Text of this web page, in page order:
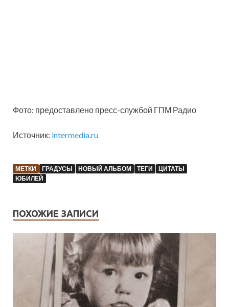
Фото: предоставлено пресс-службой ГПМ Радио
Источник: intermedia.ru
МЕТКИ ГРАДУСЫ НОВЫЙ АЛЬБОМ ТЕГИ
ЦИТАТЫ
ЮБИЛЕЙ
ПОХОЖИЕ ЗАПИСИ